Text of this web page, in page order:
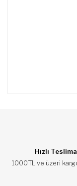
Hızlı
1000TL ve üzeri